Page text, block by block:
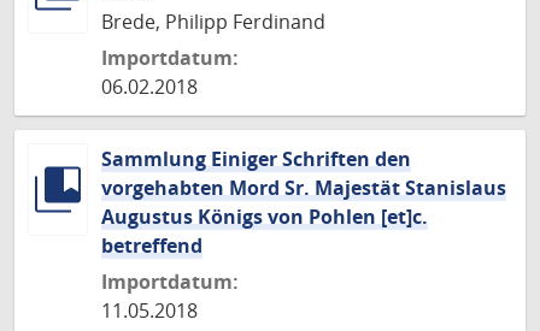
Brede, Philipp Ferdinand
Importdatum:
06.02.2018
Sammlung Einiger Schriften den
vorgehabten Mord Sr. Majestät Stanislaus
Augustus Königs von Pohlen [et]c.
betreffend
Importdatum:
11.05.2018